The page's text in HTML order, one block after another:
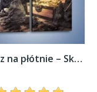
Obraz na płótnie – Skarby świeżo wydobyte...